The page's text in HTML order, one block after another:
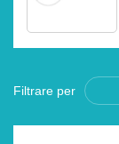
Filtrare per